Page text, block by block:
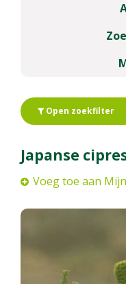
Open zoekfilter
Japanse
Voeg toe aan